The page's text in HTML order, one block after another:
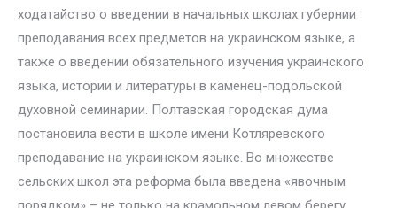
ходатайство о введении в начальных школах губернии
преподавания всех предметов на украинском языке, а
также о введении обязательного изучения украинского
языка, истории и литературы в каменец-подольской
духовной семинарии. Полтавская городская дума
постановила вести в школе имени Котляревского
преподавание на украинском языке. Во множестве
сельских школ эта реформа была введена «явочным